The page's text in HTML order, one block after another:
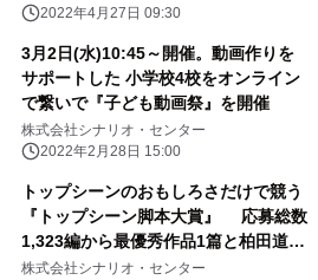
2022年4月27日 09:30
3月2日(水)10:45～開催。動画作りを
サポートした 小学校4校をオンライン
で繋いで『子ども動画祭』を開催
株式会社シナリオ・センター
2022年2月28日 15:00
トップシーンのおもしろさだけで競う
『トップシーン脚本大賞』 応募総数
1,323編から最優秀作品1篇と柏田道夫
賞2編が選出
株式会社シナリオ・センター